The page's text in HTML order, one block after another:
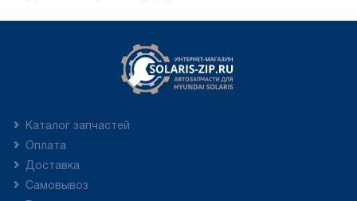
Каталог запчастей
Оплата
Доставка
Самовывоз